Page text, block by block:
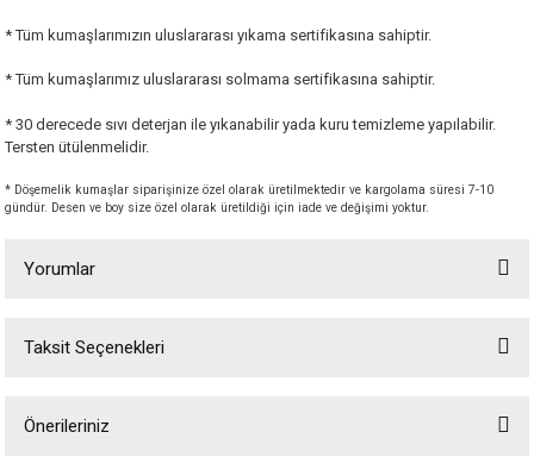
* Tüm kumaşlarımızın uluslararası yıkama sertifikasına sahiptir.
* Tüm kumaşlarımız uluslararası solmama sertifikasına sahiptir.
* 30 derecede sıvı deterjan ile yıkanabilir yada kuru temizleme yapılabilir.
Tersten ütülenmelidir.
* Döşemelik kumaşlar siparişinize özel olarak üretilmektedir ve kargolama süresi 7-10
gündür. Desen ve boy size özel olarak üretildiği için iade ve değişimi yoktur.
Yorumlar
Taksit Seçenekleri
Önerileriniz